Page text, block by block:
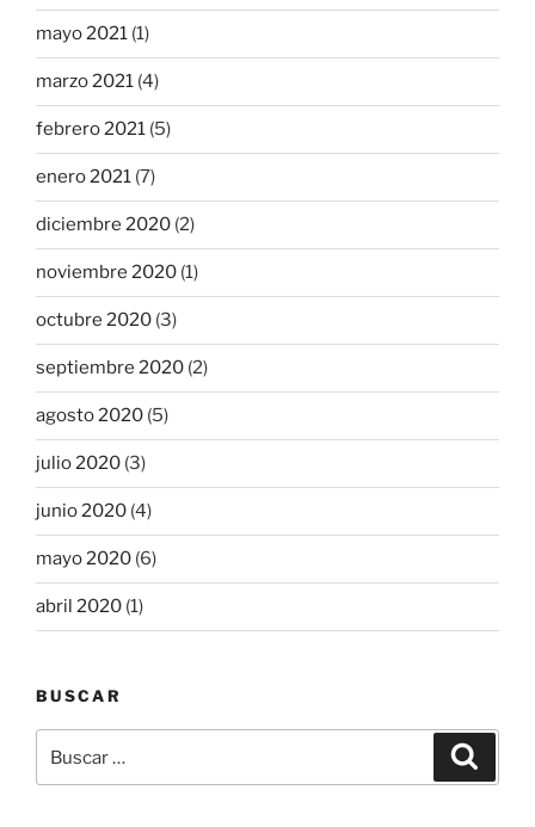
mayo 2021 (1)
marzo 2021 (4)
febrero 2021 (5)
enero 2021 (7)
diciembre 2020 (2)
noviembre 2020 (1)
octubre 2020 (3)
septiembre 2020 (2)
agosto 2020 (5)
julio 2020 (3)
junio 2020 (4)
mayo 2020 (6)
abril 2020 (1)
BUSCAR
por: